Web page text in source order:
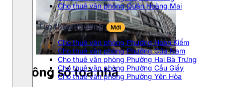
Cho thuê văn phòng Quận Hoàng Mai
Tìm theo Phường Mới
Cho thuê văn phòng Phường Hoàn Kiếm
Cho thuê văn phòng Phường Cửa Nam
Cho thuê văn phòng Phường Hai Bà Trưng
Cho thuê văn phòng Phường Cầu Giấy
Cho thuê văn phòng Phường Yên Hòa
Thông số toà nhà